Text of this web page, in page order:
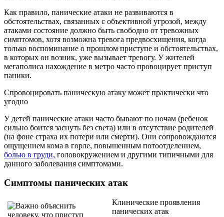
Как правило, панические атаки не развиваются в
обстоятельствах, связанных с объективной угрозой, между
атаками состояние должно быть свободно от тревожных
симптомов, хотя возможна тревога предвосхищения, когда
только воспоминание о прошлом приступе и обстоятельствах,
в которых он возник, уже вызывает тревогу. У жителей
мегаполиса нахождение в метро часто провоцирует приступ
паники.
Спровоцировать паническую атаку может практически что
угодно
У детей панические атаки часто бывают по ночам (ребенок
сильно боится заснуть без света) или в отсутствие родителей
(на фоне страха их потери или смерти). Они сопровождаются
ощущением кома в горле, повышенным потоотделением,
болью в груди, головокружением и другими типичными для
данного заболевания симптомами.
Симптомы панических атак
Клинические проявления
панических атак